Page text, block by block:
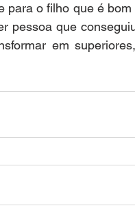
para o filho que é
pessoa que
em